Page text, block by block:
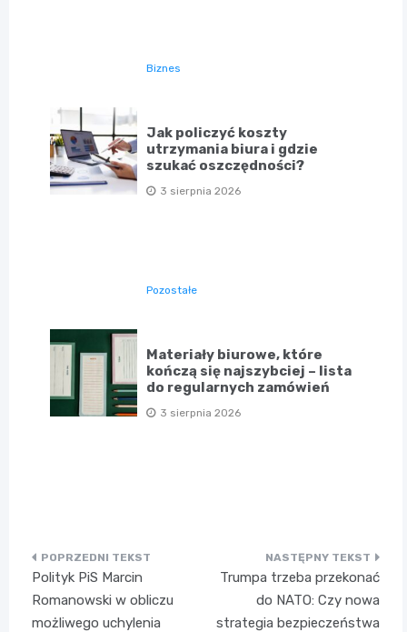
Biznes
Jak policzyć koszty
utrzymania biura i gdzie
szukać oszczędności?
3 sierpnia 2026
Pozostałe
Materiały biurowe, które
kończą się najszybciej – lista
do regularnych zamówień
3 sierpnia 2026
Nawigacja
wpisu
Polityk PiS Marcin
Romanowski w obliczu
możliwego uchylenia
Trumpa trzeba przekonać
do NATO: Czy nowa
strategia bezpieczeństwa